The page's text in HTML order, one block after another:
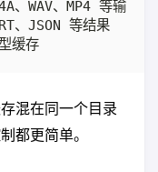
混在同一个目录
都更简单。